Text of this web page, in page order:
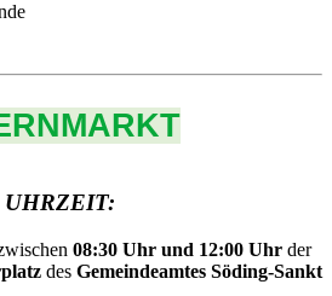
08:30 Uhr und 12:00 Uhr der
des Gemeindeamtes Söding-Sankt